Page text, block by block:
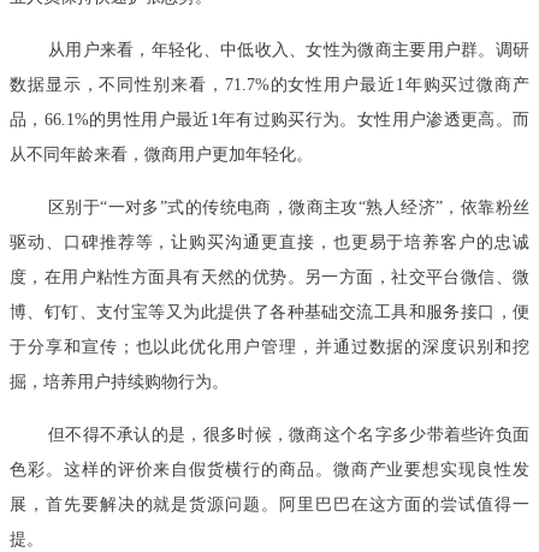
从用户来看，年轻化、中低收入、女性为微商主要用户群。调研
数据显示，不同性别来看，71.7%的女性用户最近1年购买过微商产
品，66.1%的男性用户最近1年有过购买行为。女性用户渗透更高。而
从不同年龄来看，微商用户更加年轻化。
区别于“一对多”式的传统电商，微商主攻“熟人经济”，依靠粉丝
驱动、口碑推荐等，让购买沟通更直接，也更易于培养客户的忠诚
度，在用户粘性方面具有天然的优势。另一方面，社交平台微信、微
博、钉钉、支付宝等又为此提供了各种基础交流工具和服务接口，便
于分享和宣传；也以此优化用户管理，并通过数据的深度识别和挖
掘，培养用户持续购物行为。
但不得不承认的是，很多时候，微商这个名字多少带着些许负面
色彩。这样的评价来自假货横行的商品。微商产业要想实现良性发
展，首先要解决的就是货源问题。阿里巴巴在这方面的尝试值得一
提。